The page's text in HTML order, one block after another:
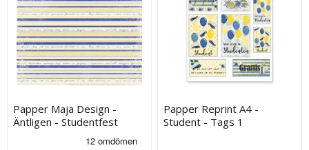
Papper Maja Design -
Äntligen - Studentfest
Papper Reprint A4 -
Student - Tags 1